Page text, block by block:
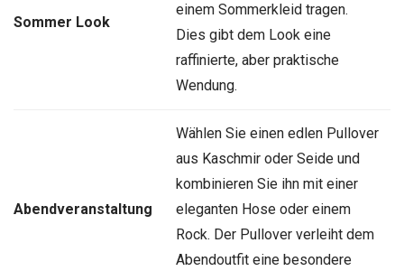
Sommer Look
einem Sommerkleid tragen.
Dies gibt dem Look eine
raffinierte, aber praktische
Wendung.
Abendveranstaltung
Wählen Sie einen edlen Pullover
aus Kaschmir oder Seide und
kombinieren Sie ihn mit einer
eleganten Hose oder einem
Rock. Der Pullover verleiht dem
Abendoutfit eine besondere